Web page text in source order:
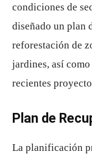
condiciones de
diseñado un plan
reforestación de
jardines, así
recientes
Plan de
La planificación